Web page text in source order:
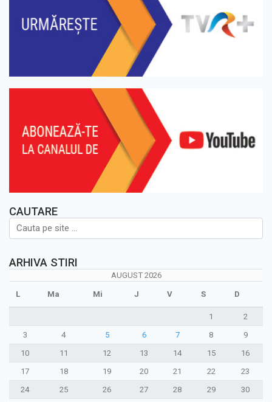
CAUTARE
ARHIVA STIRI
AUGUST 2026
L Ma Mi J V S D
1
2
3
4 5 6 7 8
9
10
11 12 13 14 15
16
17
18 19 20 21 22
23
24
25 26 27 28 29
30